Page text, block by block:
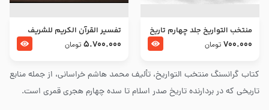
کتاب گرانسنگ منتخب التواريخ، تألیف محمد هاشم خراسانی، از جمله منابع
تاریخی که در بردارنده تاریخ صدر اسلام تا سده چهارم هجری قمری است.
منتخب التواریخ جلد چهارم تاریخ
امام زین العابدین و امام محمد
700.000 تومان
تفسير القرآن الكريم للشريف
المرتضي قدس سرّه
5.700.000 تومان